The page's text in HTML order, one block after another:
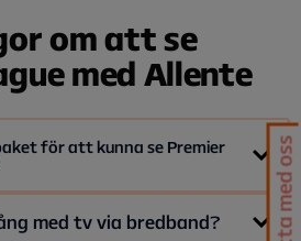
om att se
med Allente
för att kunna se Premier
från Premier League beställer du
med tv via bredband? Chatta med oss